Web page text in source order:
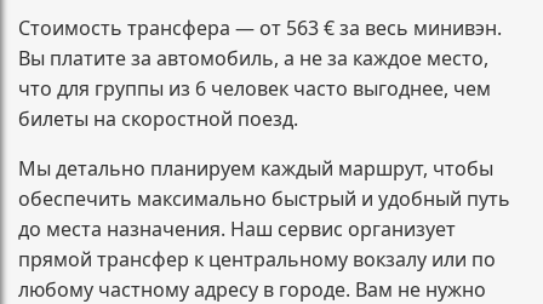
Стоимость трансфера — от 563 € за весь минивэн.
Вы платите за автомобиль, а не за каждое место,
что для группы из 6 человек часто выгоднее, чем
билеты на скоростной поезд.
Мы детально планируем каждый маршрут, чтобы
обеспечить максимально быстрый и удобный путь
до места назначения. Наш сервис организует
прямой трансфер к центральному вокзалу или по
любому частному адресу в городе. Вам не нужно